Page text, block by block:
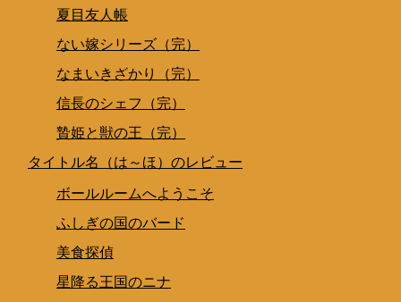
夏目友人帳
ない嫁シリーズ（完）
なまいきざかり（完）
信長のシェフ（完）
贄姫と獣の王（完）
タイトル名（は～ほ）のレビュー
ボールルームへようこそ
ふしぎの国のバード
美食探偵
星降る王国のニナ